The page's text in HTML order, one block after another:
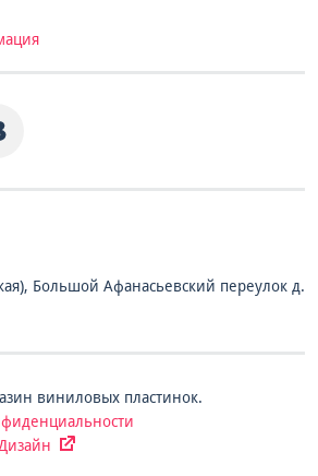
Большой Афанасьевский переулок д.
виниловых пластинок.